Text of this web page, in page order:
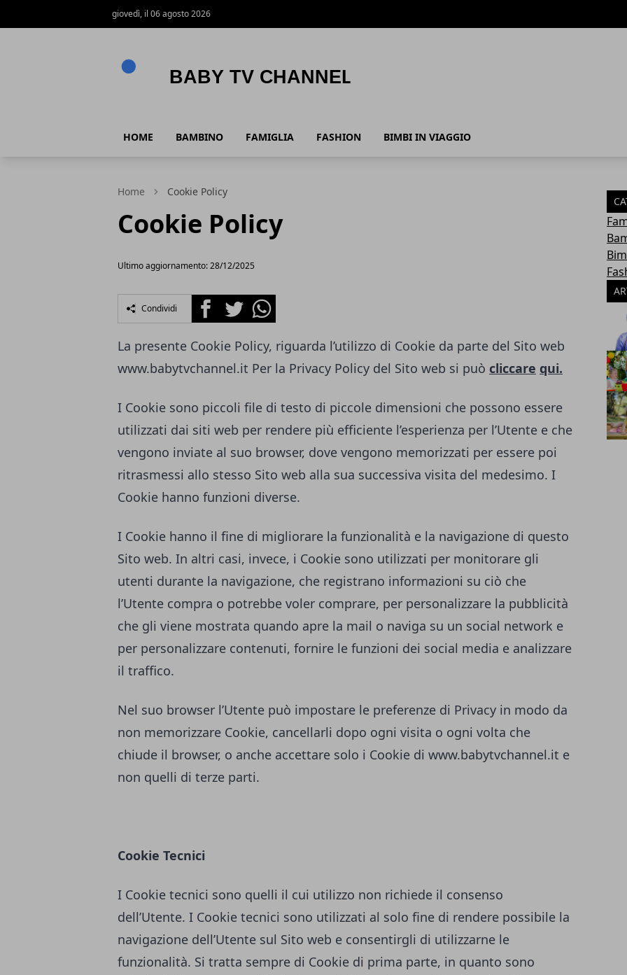
giovedì, il 06 agosto 2026
HOME BAMBINO FAMIGLIA FASHION BIMBI IN VIAGGIO
Home Cookie Policy
Cookie Policy
Ultimo aggiornamento: 28/12/2025
Condividi FacebookTwitterWhatsapp
La presente Cookie Policy, riguarda l’utilizzo di Cookie da parte del Sito web
www.babytvchannel.it Per la Privacy Policy del Sito web si può cliccare qui.
I Cookie sono piccoli file di testo di piccole dimensioni che possono essere
utilizzati dai siti web per rendere più efficiente l’esperienza per l’Utente e che
vengono inviate al suo browser, dove vengono memorizzati per essere poi
ritrasmessi allo stesso Sito web alla sua successiva visita del medesimo. I
Cookie hanno funzioni diverse.
I Cookie hanno il fine di migliorare la funzionalità e la navigazione di questo
Sito web. In altri casi, invece, i Cookie sono utilizzati per monitorare gli
utenti durante la navigazione, che registrano informazioni su ciò che
l’Utente compra o potrebbe voler comprare, per personalizzare la pubblicità
che gli viene mostrata quando apre la mail o naviga su un social network e
per personalizzare contenuti, fornire le funzioni dei social media e analizzare
il traffico.
Nel suo browser l’Utente può impostare le preferenze di Privacy in modo da
non memorizzare Cookie, cancellarli dopo ogni visita o ogni volta che
chiude il browser, o anche accettare solo i Cookie di www.babytvchannel.it e
non quelli di terze parti.
Cookie Tecnici
I Cookie tecnici sono quelli il cui utilizzo non richiede il consenso
dell’Utente. I Cookie tecnici sono utilizzati al solo fine di rendere possibile la
navigazione dell’Utente sul Sito web e consentirgli di utilizzarne le
funzionalità. Si tratta sempre di Cookie di prima parte, in quanto sono